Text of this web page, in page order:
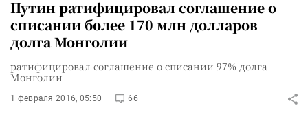
Путин ратифицировал соглашение о
списании более 170 млн долларов
долга Монголии
ратифицировал соглашение о списании 97% долга
Монголии
1 февраля 2016, 05:50 66